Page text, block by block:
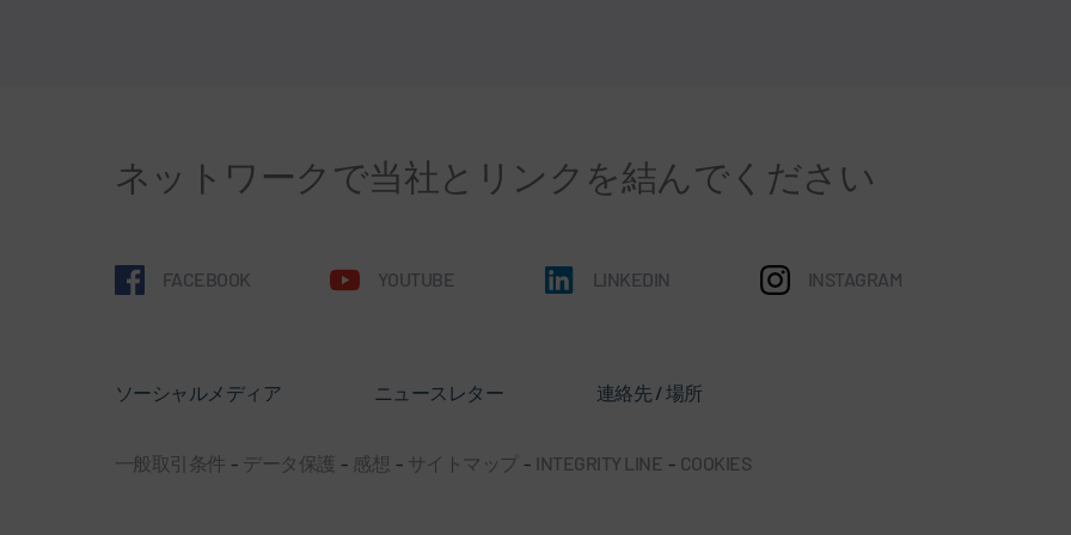
ネットワークで当社とリンクを結んでください
FACEBOOK YOUTUBE LINKEDIN INSTAGRAM
ソーシャルメディア ニュースレター 連絡先 / 場所
一般取引条件 - データ保護 - 感想 - サイトマップ - INTEGRITY LINE - COOKIES